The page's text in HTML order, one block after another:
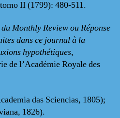
II (1799): 480-511.
Monthly Review ou Réponse
dans ce journal à la
hypothétiques,
de l’Académie Royale des
das Sciencias, 1805);
1826).